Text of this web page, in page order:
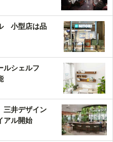
小型店は品
ルシェルフ
井デザイン
アル開始